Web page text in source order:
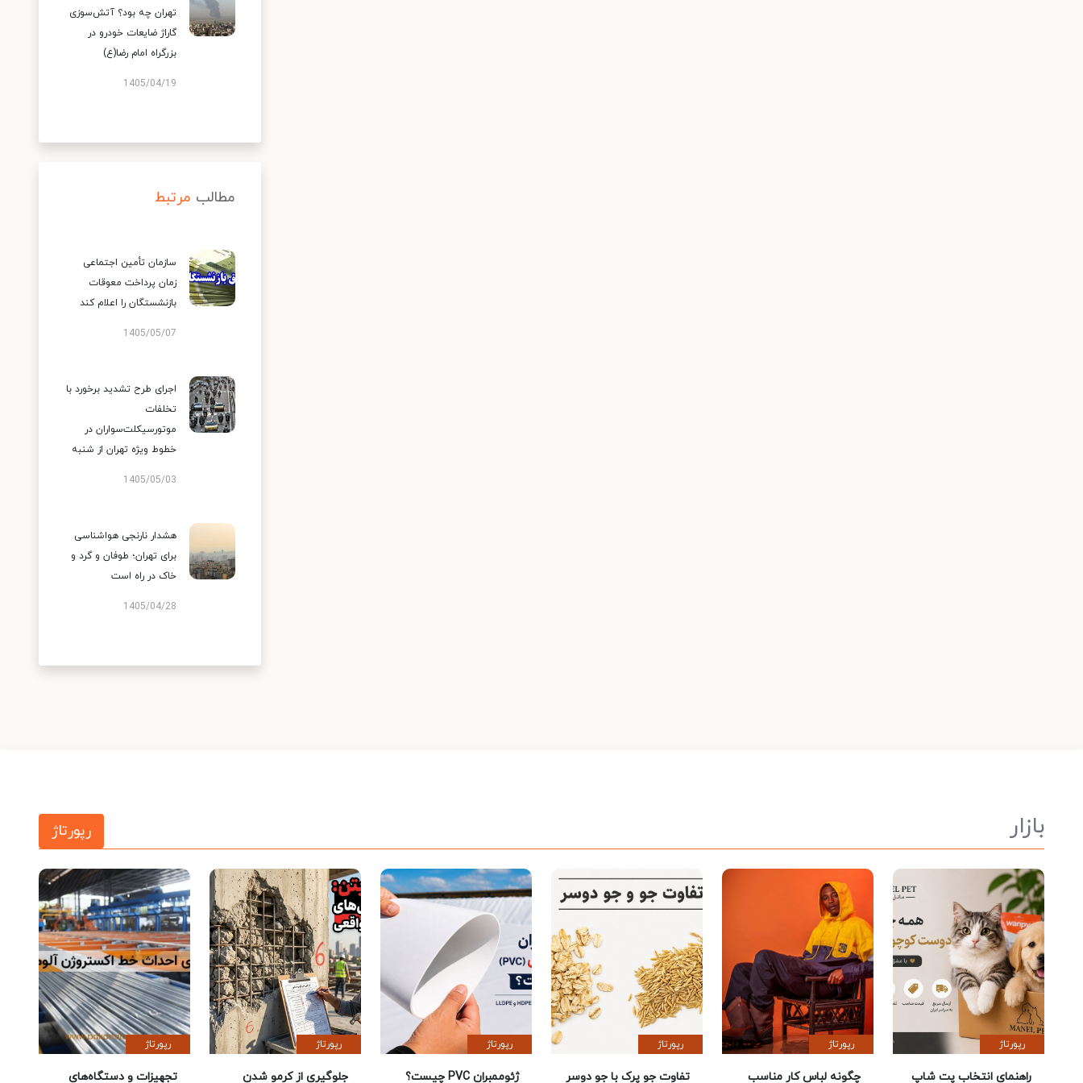
تهران چه بود؟ آتش‌سوزی
گاراژ ضایعات خودرو در
بزرگراه امام رضا(ع)
1405/04/19
مطالب مرتبط
سازمان تأمین اجتماعی
زمان پرداخت معوقات
بازنشستگان را اعلام کند
1405/05/07
اجرای طرح تشدید برخورد با
تخلفات
موتورسیکلت‌سواران در
خطوط ویژه تهران از شنبه
1405/05/03
هشدار نارنجی هواشناسی
برای تهران؛ طوفان و گرد و
خاک در راه است
1405/04/28
بازار رپورتاژ
رپورتاژ
راهنمای انتخاب پت شاپ
رپورتاژ
چگونه لباس کار مناسب
رپورتاژ
تفاوت جو پرک با جو دوسر
رپورتاژ
ژئوممبران PVC چیست؟
رپورتاژ
جلوگیری از کرمو شدن
رپورتاژ
تجهیزات و دستگاه‌های